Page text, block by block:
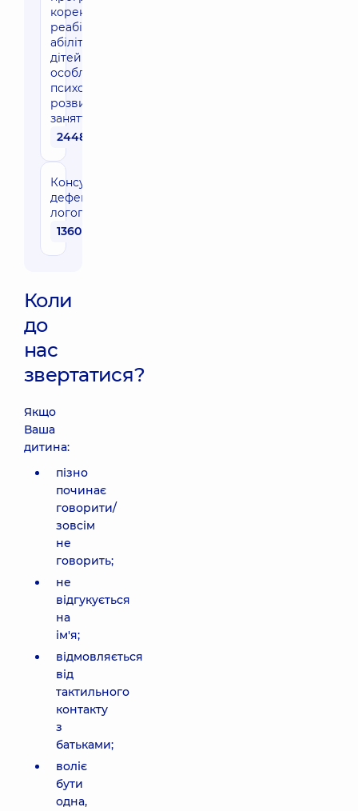
корекції/
реабілітації/
абілітації для
дітей з
особливостями
психомоторного
розвитку (24
заняття по 60 хв)
24480 грн
Консультація
дефектолога-
логопеда
1360 грн
Коли
до
нас
звертатися?
Якщо
Ваша
дитина:
пізно
починає
говорити/
зовсім
не
говорить;
не
відгукується
на
ім'я;
відмовляється
від
тактильного
контакту
з
батьками;
воліє
бути
одна,